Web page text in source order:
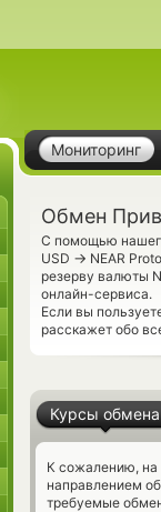
Мониторинг
Обмен
С помощью
USD → NEAR
резерву валюты
онлайн-сервиса.
Если вы
расскажет обо
Курсы обмена
К сожалению, на
направлением
требуемые